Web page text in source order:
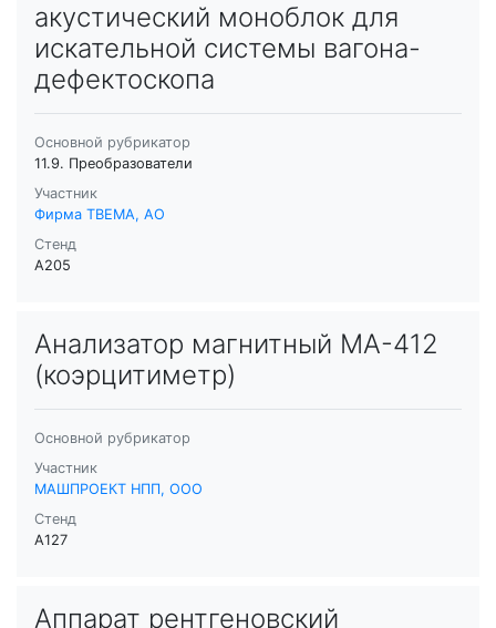
акустический моноблок для
искательной системы вагона-
дефектоскопа
Основной рубрикатор
11.9. Преобразователи
Участник
Фирма ТВЕМА, АО
Стенд
A205
Анализатор магнитный МА-412
(коэрцитиметр)
Основной рубрикатор
Участник
МАШПРОЕКТ НПП, ООО
Стенд
A127
Аппарат рентгеновский